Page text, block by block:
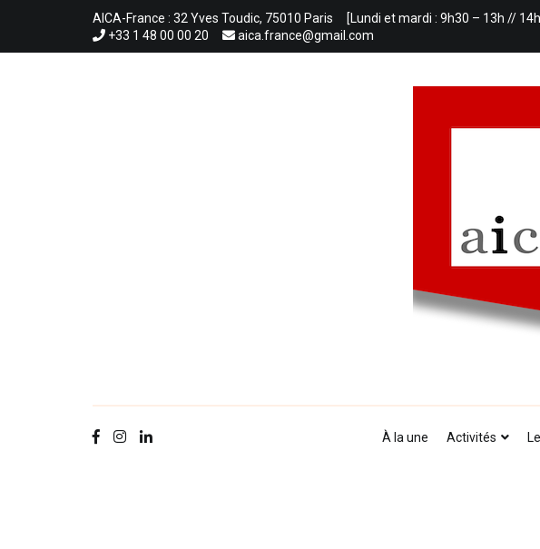
AICA-France : 32 Yves Toudic, 75010 Paris [Lundi et mardi : 9h30 – 13h //
+33 1 48 00 00 20
aica.france@gmail.com
À la une Activités